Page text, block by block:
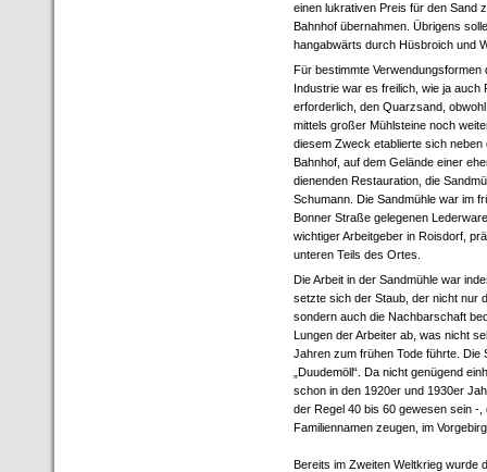
einen lukrativen Preis für den Sand
Bahnhof übernahmen. Übrigens
hangabwärts durch Hüsbroich und
Für bestimmte Verwendungsformen
Industrie war es freilich, wie ja auch
erforderlich, den Quarzsand,
mittels großer Mühlsteine noch
diesem Zweck etablierte sich neben
Bahnhof, auf dem Gelände einer
dienenden Restauration, die
Schumann. Die Sandmühle war im
Bonner Straße gelegenen
wichtiger Arbeitgeber in Roisdorf,
unteren Teils des Ortes.
Die Arbeit in der Sandmühle war
setzte sich der Staub, der nicht nur
sondern auch die Nachbarschaft
Lungen der Arbeiter ab, was nicht
Jahren zum frühen Tode führte. Die
„Duudemöll“. Da nicht genügend
schon in den 1920er und 1930er
der Regel 40 bis 60 gewesen sein -
Familiennamen zeugen, im
Bereits im Zweiten Weltkrieg wurde